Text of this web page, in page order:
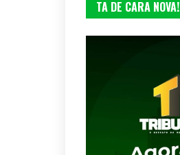
TA DE CARA NOVA!